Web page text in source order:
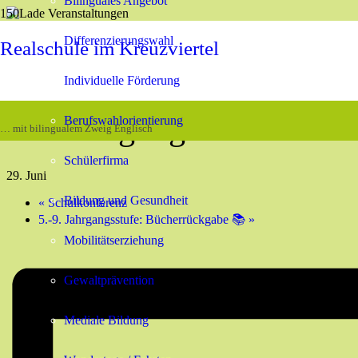
Realschule im Kreuzviertel
… mit bilingualem Zweig Englisch
Differenzierungswahl
Individuelle Förderung
Berufswahlorientierung
Schülerfirma
Bildung und Gesundheit
Mobilitätserziehung
Gewaltprävention
Mediale Bildung
« Alle Veranstaltungen
10. Jahrgangsstufe:
29. Juni
« Schulkonferenz
5.-9. Jahrgangsstufe: Bücherrückgabe 📚 »